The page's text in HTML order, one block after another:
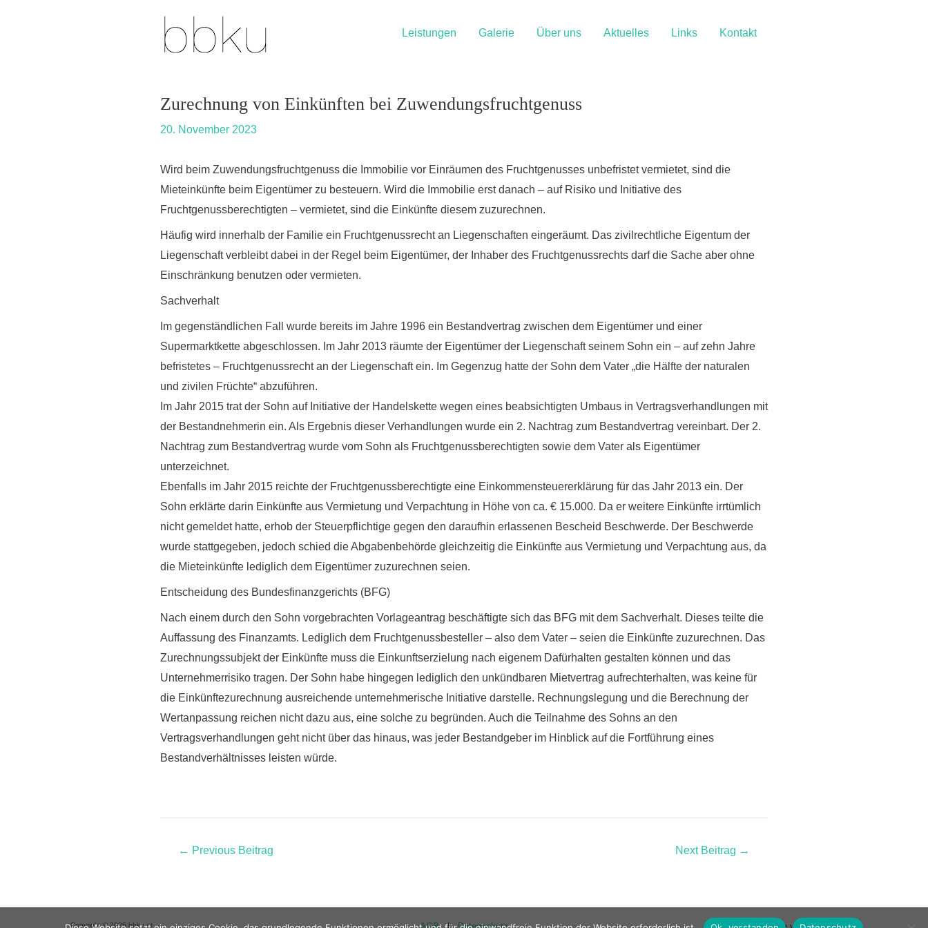
Leistungen Galerie Über uns Aktuelles Links Kontakt
Zurechnung von Einkünften bei Zuwendungsfruchtgenuss
20. November 2023
Wird beim Zuwendungsfruchtgenuss die Immobilie vor Einräumen des Fruchtgenusses unbefristet vermietet, sind die
Mieteinkünfte beim Eigentümer zu besteuern. Wird die Immobilie erst danach – auf Risiko und Initiative des
Fruchtgenussberechtigten – vermietet, sind die Einkünfte diesem zuzurechnen.
Häufig wird innerhalb der Familie ein Fruchtgenussrecht an Liegenschaften eingeräumt. Das zivilrechtliche Eigentum der
Liegenschaft verbleibt dabei in der Regel beim Eigentümer, der Inhaber des Fruchtgenussrechts darf die Sache aber ohne
Einschränkung benutzen oder vermieten.
Sachverhalt
Im gegenständlichen Fall wurde bereits im Jahre 1996 ein Bestandvertrag zwischen dem Eigentümer und einer
Supermarktkette abgeschlossen. Im Jahr 2013 räumte der Eigentümer der Liegenschaft seinem Sohn ein – auf zehn Jahre
befristetes – Fruchtgenussrecht an der Liegenschaft ein. Im Gegenzug hatte der Sohn dem Vater „die Hälfte der naturalen
und zivilen Früchte“ abzuführen.
Im Jahr 2015 trat der Sohn auf Initiative der Handelskette wegen eines beabsichtigten Umbaus in Vertragsverhandlungen mit
der Bestandnehmerin ein. Als Ergebnis dieser Verhandlungen wurde ein 2. Nachtrag zum Bestandvertrag vereinbart. Der 2.
Nachtrag zum Bestandvertrag wurde vom Sohn als Fruchtgenussberechtigten sowie dem Vater als Eigentümer
unterzeichnet.
Ebenfalls im Jahr 2015 reichte der Fruchtgenussberechtigte eine Einkommensteuererklärung für das Jahr 2013 ein. Der
Sohn erklärte darin Einkünfte aus Vermietung und Verpachtung in Höhe von ca. € 15.000. Da er weitere Einkünfte irrtümlich
nicht gemeldet hatte, erhob der Steuerpflichtige gegen den daraufhin erlassenen Bescheid Beschwerde. Der Beschwerde
wurde stattgegeben, jedoch schied die Abgabenbehörde gleichzeitig die Einkünfte aus Vermietung und Verpachtung aus, da
die Mieteinkünfte lediglich dem Eigentümer zuzurechnen seien.
Entscheidung des Bundesfinanzgerichts (BFG)
Nach einem durch den Sohn vorgebrachten Vorlageantrag beschäftigte sich das BFG mit dem Sachverhalt. Dieses teilte die
Auffassung des Finanzamts. Lediglich dem Fruchtgenussbesteller – also dem Vater – seien die Einkünfte zuzurechnen. Das
Zurechnungssubjekt der Einkünfte muss die Einkunftserzielung nach eigenem Dafürhalten gestalten können und das
Unternehmerrisiko tragen. Der Sohn habe hingegen lediglich den unkündbaren Mietvertrag aufrechterhalten, was keine für
die Einkünftezurechnung ausreichende unternehmerische Initiative darstelle. Rechnungslegung und die Berechnung der
Wertanpassung reichen nicht dazu aus, eine solche zu begründen. Auch die Teilnahme des Sohns an den
Vertragsverhandlungen geht nicht über das hinaus, was jeder Bestandgeber im Hinblick auf die Fortführung eines
Bestandverhältnisses leisten würde.
navigation
← Previous Beitrag Next Beitrag →
Copyright © 2026 bbku.at